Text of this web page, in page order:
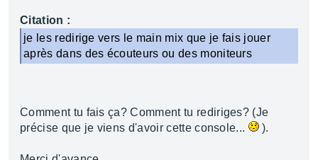
Citation :
je les redirige vers le main mix que je fais jouer
après dans des écouteurs ou des moniteurs
Comment tu fais ça? Comment tu rediriges? (Je
précise que je viens d'avoir cette console...
).